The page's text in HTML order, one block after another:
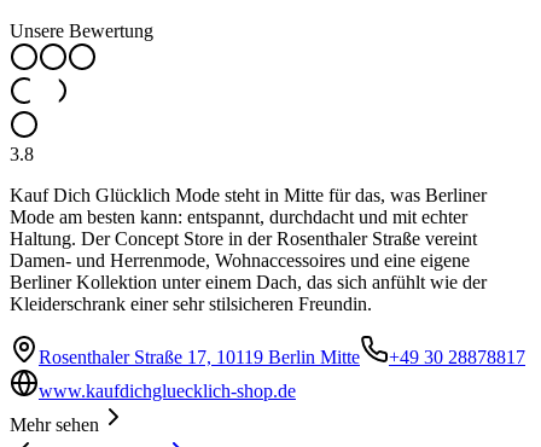
Unsere Bewertung
3.8
Kauf Dich Glücklich Mode steht in Mitte für das, was Berliner
Mode am besten kann: entspannt, durchdacht und mit echter
Haltung. Der Concept Store in der Rosenthaler Straße vereint
Damen- und Herrenmode, Wohnaccessoires und eine eigene
Berliner Kollektion unter einem Dach, das sich anfühlt wie der
Kleiderschrank einer sehr stilsicheren Freundin.
Rosenthaler Straße 17, 10119 Berlin Mitte
+49 30 28878817
www.kaufdichgluecklich-shop.de
Mehr sehen